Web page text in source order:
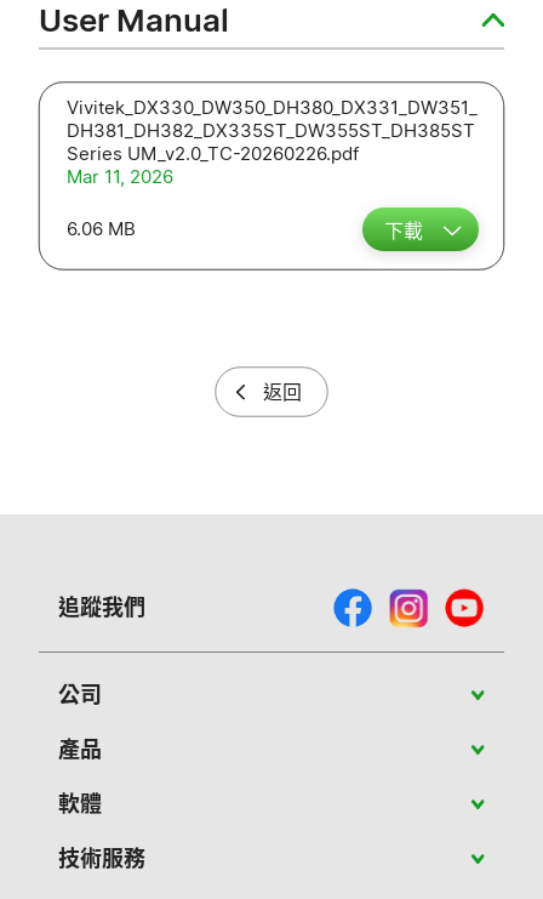
User Manual
Vivitek_DX330_DW350_DH380_DX331_DW351_
DH381_DH382_DX335ST_DW355ST_DH385ST
Series UM_v2.0_TC-20260226.pdf
Mar 11, 2026
6.06 MB 下載
返回
追蹤我們
公司
關於Vivitek
聯絡我們
產品
攜帶型投影機
軟體
PJ-Control 軟體
技術服務